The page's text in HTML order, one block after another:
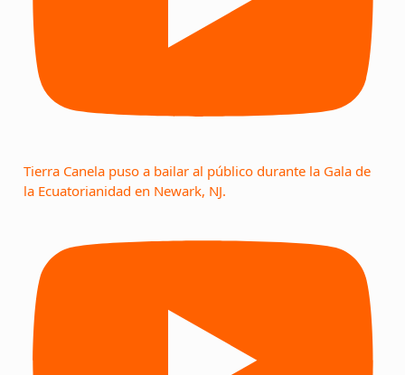
Tierra Canela puso a bailar al público durante la Gala de
la Ecuatorianidad en Newark, NJ.